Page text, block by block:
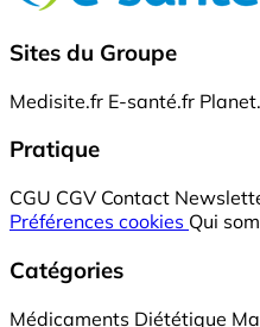
Sites du Groupe
Medisite.fr E-santé.fr
Pratique
CGU CGV Contact
Préférences cookies Qui
Catégories
Médicaments Diététique